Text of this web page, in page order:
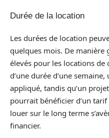
Durée de la location
Les durées de location
quelques mois. De manière
élevés pour les locations
d’une durée d’une
appliqué, tandis qu’un
pourrait bénéficier d’un
louer sur le long terme
financier.